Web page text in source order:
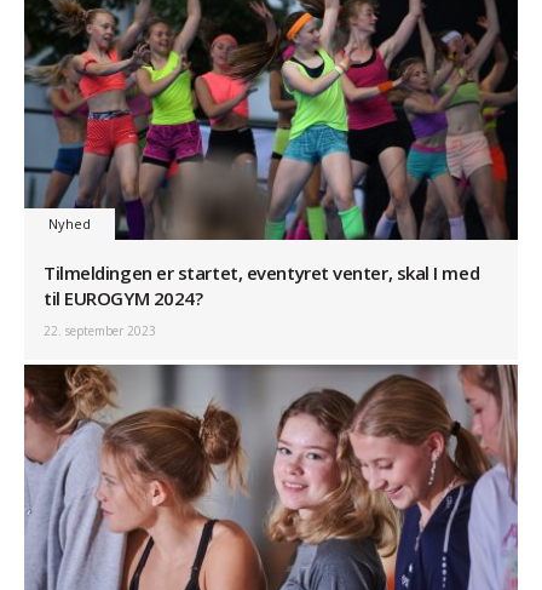
Nyhed
Tilmeldingen er startet, eventyret venter, skal I med
til EUROGYM 2024?
22. september 2023